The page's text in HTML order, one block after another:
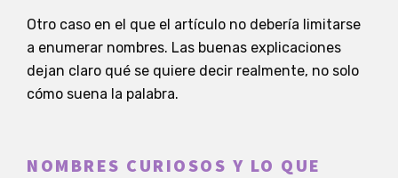
Otro caso en el que el artículo no debería limitarse
a enumerar nombres. Las buenas explicaciones
dejan claro qué se quiere decir realmente, no solo
cómo suena la palabra.
NOMBRES CURIOSOS Y LO QUE